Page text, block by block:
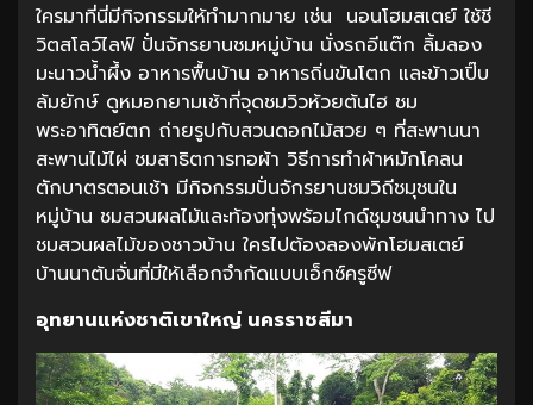
ใครมาที่นี่มีกิจกรรมให้ทำมากมาย เช่น นอนโฮมสเตย์ ใช้ชี
วิตสโลว์ไลฟ์ ปั่นจักรยานชมหมู่บ้าน นั่งรถอีแต๊ก ลิ้มลอง
มะนาวน้ำผึ้ง อาหารพื้นบ้าน อาหารถิ่นขันโตก และข้าวเปิ๊บ
ล้มยักษ์ ดูหมอกยามเช้าที่จุดชมวิวห้วยต้นไฮ ชม
พระอาทิตย์ตก ถ่ายรูปกับสวนดอกไม้สวย ๆ ที่สะพานนา
สะพานไม้ไผ่ ชมสาธิตการทอผ้า วิธีการทำผ้าหมักโคลน
ตักบาตรตอนเช้า มีกิจกรรมปั่นจักรยานชมวิถีชมุชนใน
หมู่บ้าน ชมสวนผลไม้และท้องทุ่งพร้อมไกด์ชุมชนนำทาง ไป
ชมสวนผลไม้ของชาวบ้าน ใครไปต้องลองพักโฮมสเตย์
บ้านนาต้นจั่นที่มีให้เลือกจำกัดแบบเอ็กซ์ครูซีฟ
อุทยานแห่งชาติเขาใหญ่ นครราชสีมา